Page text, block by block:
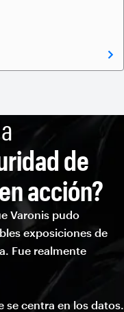
de
acción?
Varonis pudo
exposiciones de
Fue realmente
se centra en los datos.